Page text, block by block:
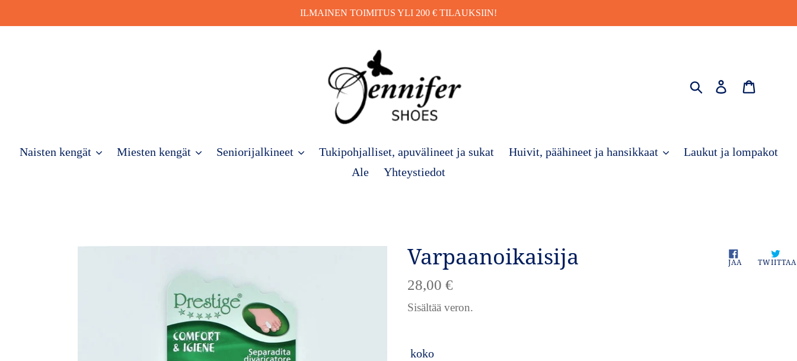
ja
ILMAINEN TOIMITUS YLI 200 € TILAUKSIIN!
Hae Kirjaudu
Naisten kengät Miesten kengät Seniorijalkineet Tukipohjalliset, apuvälineet ja sukat Huivit, päähineet ja hansikkaat
Laukut ja lompakot
Ale
Yhteystiedot
Varpaanoikaisija
Normaalihinta
28,00 €
Sisältää veron.
koko
JAA TWIITTAA